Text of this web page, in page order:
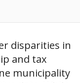
disparities in
and tax
municipality